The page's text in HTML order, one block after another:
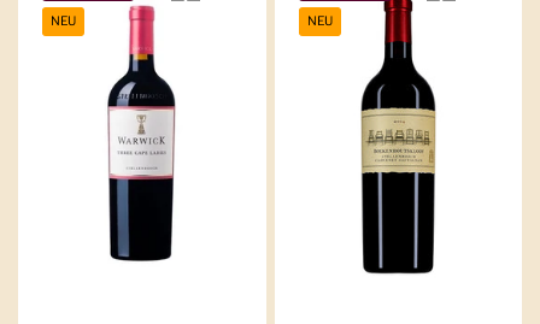
NEU NEU